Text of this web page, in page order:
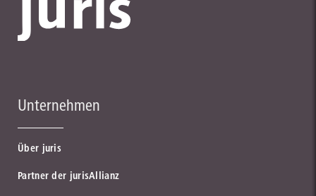
Unternehmen
Über juris
Partner der jurisAllianz